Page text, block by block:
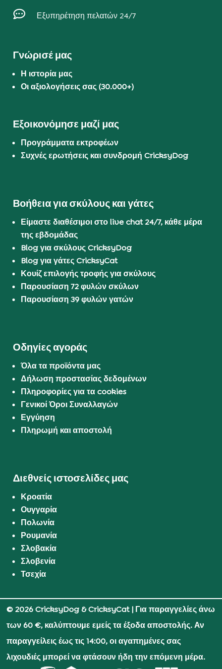
 Εξυπηρέτηση πελατών 24/7
Γνώρισέ μας
Η ιστορία μας
Οι αξιολογήσεις σας (30.000+)
Εξοικονόμησε μαζί μας
Προγράμματα εκτροφέων
Συχνές ερωτήσεις και συνδρομή CricksyDog
Βοήθεια για σκύλους και γάτες
Είμαστε διαθέσιμοι στο live chat 24/7, κάθε μέρα
της εβδομάδας
Blog για σκύλους CricksyDog
Blog για γάτες CricksyCat
Κουίζ επιλογής τροφής για σκύλους
Παρουσίαση 72 φυλών σκύλων
Παρουσίαση 39 φυλών γατών
Οδηγίες αγοράς
Όλα τα προϊόντα μας
Δήλωση προστασίας δεδομένων
Πληροφορίες για τα cookies
Γενικοί Όροι Συναλλαγών
Εγγύηση
Πληρωμή και αποστολή
Διεθνείς ιστοσελίδες μας
Κροατία
Ουγγαρία
Πολωνία
Ρουμανία
Σλοβακία
Σλοβενία
Τσεχία
© 2026 CricksyDog & CricksyCat| Για παραγγελίες άνω
των 60 €, καλύπτουμε εμείς τα έξοδα αποστολής. Αν
παραγγείλεις έως τις 14:00, οι αγαπημένες σας
λιχουδιές μπορεί να φτάσουν ήδη την επόμενη μέρα.